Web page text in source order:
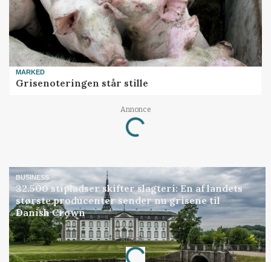
MARKED
Grisenoteringen står stille
Annonce
Loading...
BUSINESS
32.500 stipladser skifter slagteri: En af landets
største producenter sender nu grisene til
Danish Crown
Annonce
Loading...